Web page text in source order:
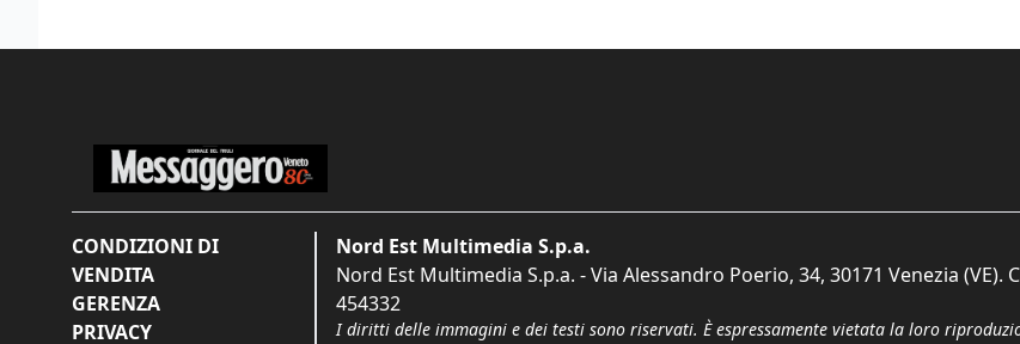
CONDIZIONI DI
VENDITA
GERENZA
PRIVACY
Nord Est Multimedia S.p.a.
Nord Est Multimedia S.p.a. - Via Alessandro Poerio, 34, 30171 Venezia (VE).
454332
I diritti delle immagini e dei testi sono riservati. È espressamente vietata la loro